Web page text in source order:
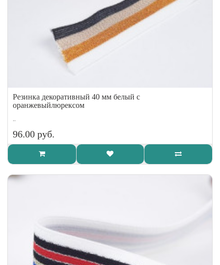
Резинка декоративный 40 мм белый с
оранжевыйлюрексом
..
96.00 руб.